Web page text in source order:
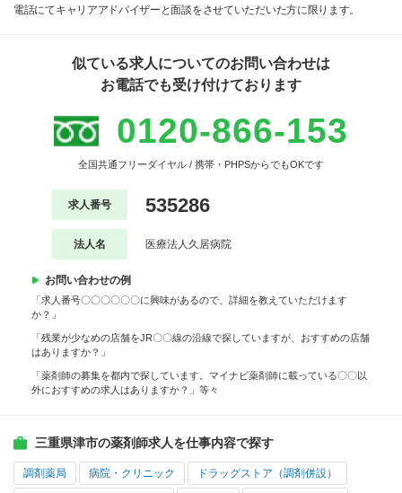
電話にてキャリアアドバイザーと面談をさせていただいた方に限ります。
似ている求人についてのお問い合わせは
お電話でも受け付けております
0120-866-153
全国共通フリーダイヤル / 携帯・PHPSからでもOKです
求人番号 535286
法人名 医療法人久居病院
お問い合わせの例
「求人番号〇〇〇〇〇〇に興味があるので、詳細を教えていただけます
か？」
「残業が少なめの店舗をJR〇〇線の沿線で探していますが、おすすめの店舗
はありますか？」
「薬剤師の募集を都内で探しています。マイナビ薬剤師に載っている〇〇以
外におすすめの求人はありますか？」等々
三重県津市の薬剤師求人を仕事内容で探す
調剤薬局 病院・クリニック ドラッグストア（調剤併設）